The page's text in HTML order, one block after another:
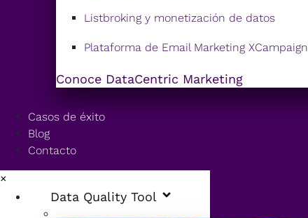
Listbroking y monetización de datos
Plataforma de Email Marketing XCampaign
Conoce DataCentric Marketing
Casos de éxito
Blog
Contacto
×
Data Quality Tool